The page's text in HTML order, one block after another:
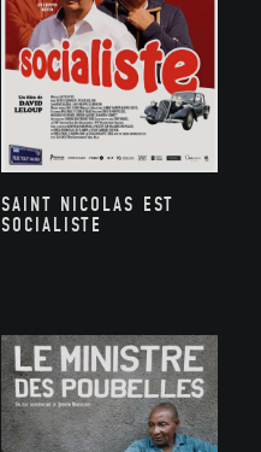
SAINT NICOLAS EST
SOCIALISTE